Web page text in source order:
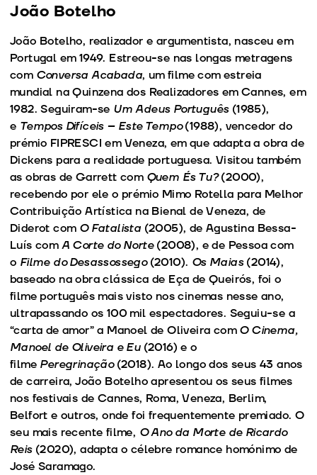
João Botelho
João Botelho, realizador e argumentista, nasceu em
Portugal em 1949. Estreou-se nas longas metragens
com Conversa Acabada, um filme com estreia
mundial na Quinzena dos Realizadores em Cannes, em
1982. Seguiram-se Um Adeus Português(1985),
e Tempos Difíceis – Este Tempo(1988), vencedor do
prémio FIPRESCI em Veneza, em que adapta a obra de
Dickens para a realidade portuguesa. Visitou também
as obras de Garrett com Quem És Tu?(2000),
recebendo por ele o prémio Mimo Rotella para Melhor
Contribuição Artística na Bienal de Veneza, de
Diderot com O Fatalista (2005), de Agustina Bessa-
Luís comA Corte do Norte(2008), e de Pessoa com
o Filme do Desassossego(2010). Os Maias(2014),
baseado na obra clássica de Eça de Queirós, foi o
filme português mais visto nos cinemas nesse ano,
ultrapassando os 100 mil espectadores. Seguiu-se a
“carta de amor” a Manoel de Oliveira comO Cinema,
Manoel de Oliveira e Eu(2016) e o
filme Peregrinação(2018). Ao longo dos seus 43 anos
de carreira, João Botelho apresentou os seus filmes
nos festivais de Cannes, Roma, Veneza, Berlim,
Belfort e outros, onde foi frequentemente premiado. O
seu mais recente filme, O Ano da Morte de Ricardo
Reis (2020), adapta o célebre romance homónimo de
José Saramago.